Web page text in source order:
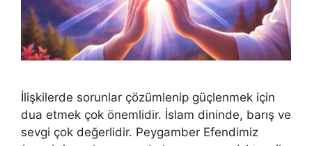
İlişkilerde sorunlar çözümlenip güçlenmek için
dua etmek çok önemlidir. İslam dininde, barış ve
sevgi çok değerlidir. Peygamber Efendimiz